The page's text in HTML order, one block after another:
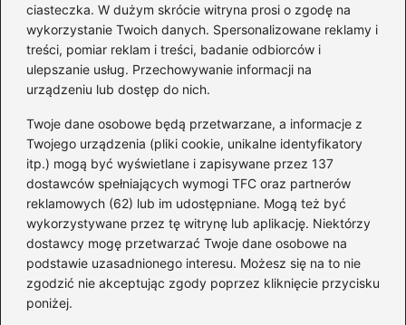
ciasteczka. W dużym skrócie witryna prosi o zgodę na
wykorzystanie Twoich danych. Spersonalizowane reklamy i
treści, pomiar reklam i treści, badanie odbiorców i
ulepszanie usług. Przechowywanie informacji na
urządzeniu lub dostęp do nich.
Twoje dane osobowe będą przetwarzane, a informacje z
Twojego urządzenia (pliki cookie, unikalne identyfikatory
itp.) mogą być wyświetlane i zapisywane przez 137
dostawców spełniających wymogi TFC oraz partnerów
reklamowych (62) lub im udostępniane. Mogą też być
wykorzystywane przez tę witrynę lub aplikację. Niektórzy
dostawcy mogę przetwarzać Twoje dane osobowe na
podstawie uzasadnionego interesu. Możesz się na to nie
zgodzić nie akceptując zgody poprzez kliknięcie przycisku
poniżej.
Kategorie
Bankowość (181)
Fundusze
(36)
Giełda(28)
Inwestycje(49)
Rentowność(32)
Rozliczenia(196)
Świadczenia socjalne(59)
Waluty(21)
Windykacja(49)